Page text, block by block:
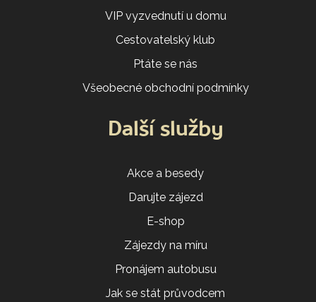
VIP vyzvednutí u domu
Cestovatelský klub
Ptáte se nás
Všeobecné obchodní podmínky
Další služby
Akce a besedy
Darujte zájezd
E-shop
Zájezdy na míru
Pronájem autobusu
Jak se stát průvodcem